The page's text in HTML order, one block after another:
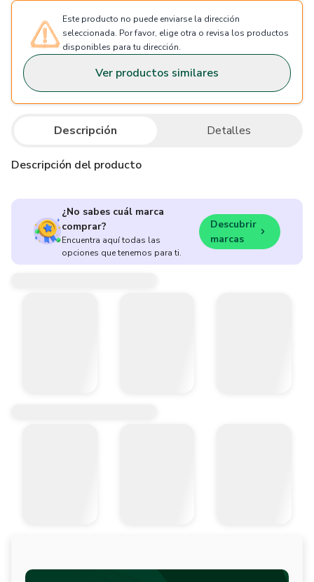
Este producto no puede enviarse la dirección
seleccionada. Por favor, elige otra o revisa los productos
disponibles para tu dirección.
Ver productos similares
Descripción Detalles
Descripción del producto
¿No sabes cuál marca
comprar?
Encuentra aquí todas las
opciones que tenemos para ti.
Descubrir
marcas